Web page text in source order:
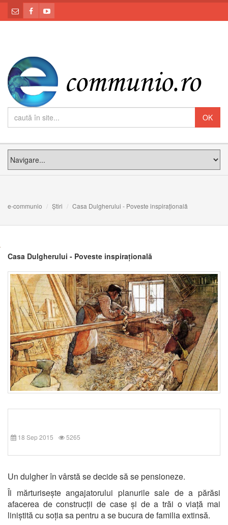
e-communio Știri Casa Dulgherului - Poveste inspirațională
Casa Dulgherului - Poveste inspirațională
18 Sep 2015 5265
Un dulgher în vârstă se decide să se pensioneze.
Îi mărturisește angajatorului planurile sale de a părăsi
afacerea de construcții de case și de a trăi o viață mai
liniștită cu soția sa pentru a se bucura de familia extinsă.